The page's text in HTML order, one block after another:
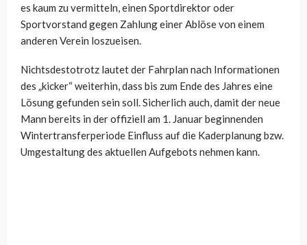
es kaum zu vermitteln, einen Sportdirektor oder
Sportvorstand gegen Zahlung einer Ablöse von einem
anderen Verein loszueisen.
Nichtsdestotrotz lautet der Fahrplan nach Informationen
des „kicker“ weiterhin, dass bis zum Ende des Jahres eine
Lösung gefunden sein soll. Sicherlich auch, damit der neue
Mann bereits in der offiziell am 1. Januar beginnenden
Wintertransferperiode Einfluss auf die Kaderplanung bzw.
Umgestaltung des aktuellen Aufgebots nehmen kann.